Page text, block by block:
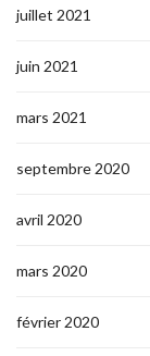
juillet 2021
juin 2021
mars 2021
septembre 2020
avril 2020
mars 2020
février 2020